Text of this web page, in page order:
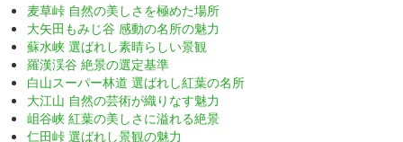
麦草峠 自然の美しさを極めた場所
大矢田もみじ谷 感動の名所の魅力
蘇水峡 選ばれし素晴らしい景観
羅漢渓谷 絶景の選定基準
白山スーパー林道 選ばれし紅葉の名所
大江山 自然の芸術が織りなす魅力
岨谷峡 紅葉の美しさに溢れる絶景
仁田峠 選ばれし景観の魅力